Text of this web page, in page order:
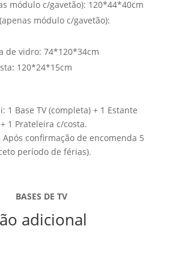
módulo c/gavetão): 120*44*40cm
módulo c/gavetão):
de vidro: 74*120*34cm
120*24*15cm
1 Base TV (completa) + 1 Estante
1 Prateleira c/costa.
Após confirmação de encomenda 5
período de férias).
BASES DE TV
adicional